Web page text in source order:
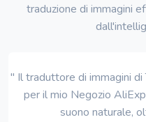
traduzione di immagini
" Il traduttore di immagini
per il mio Negozio
suono naturale,